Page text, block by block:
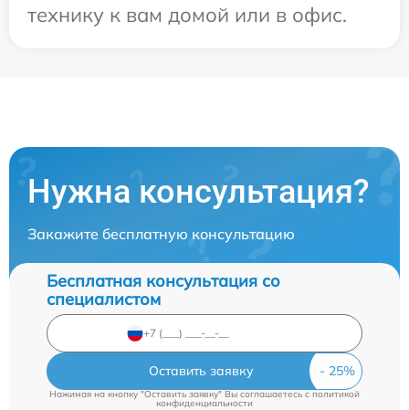
технику к вам домой или в офис.
Нужна консультация?
Закажите бесплатную консультацию
Бесплатная консультация со
специалистом
Оставить заявку
Нажимая на кнопку "Оставить заявку" Вы соглашаетесь cполитикой
конфиденциальности